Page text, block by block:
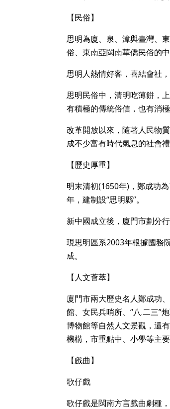
【民俗】
思明為廈、泉、漳與臺灣、
俗、東南亞閩南華僑民俗的
思明人熱情好客，喜結會社
思明民俗中，清明吃薄餅，
有積極的傳統俗信，也有消
改革開放以來，隨著人民物
成不少富有時代氣息的社會
【歷史厚重】
明末清初(1650年)，鄭成功
年，建制設“思明縣”。
新中國成立後，廈門市劃分
現思明區系2003年根據國務
成。
【人文薈萃】
廈門市兩大歷史名人鄭成功
館、女民兵哨所、“八.二三”
博物館等自然人文景觀，還
機構，市重點中、小學等主
【戲曲】
歌仔戲
歌仔戲是閩南方言戲曲劇種